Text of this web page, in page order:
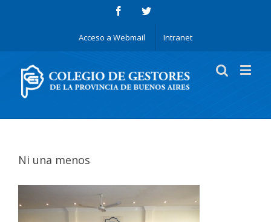
Acceso a Webmail Intranet
Ni una menos